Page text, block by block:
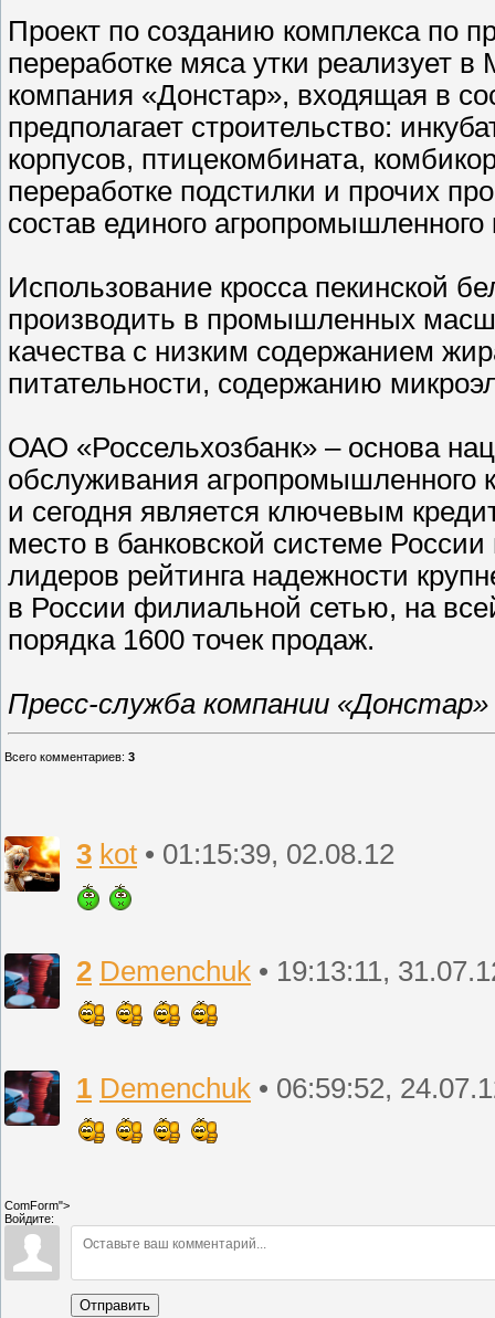
Проект по созданию комплекса
переработке мяса утки реализует
компания «Донстар», входящая в
предполагает строительство:
корпусов, птицекомбината,
переработке подстилки и прочих
состав единого агропромышленного
Использование кросса пекинской
производить в промышленных
качества с низким содержанием
питательности, содержанию
ОАО «Россельхозбанк» – основа
обслуживания агропромышленного
и сегодня является ключевым
место в банковской системе
лидеров рейтинга надежности
в России филиальной сетью, на
порядка 1600 точек продаж.
Пресс-служба компании «Донстар»
Всего комментариев: 3
3 kot • 01:15:39, 02.08.12
2 Demenchuk • 19:13:11,
1 Demenchuk • 06:59:52,
ComForm">
Войдите:
Отправить